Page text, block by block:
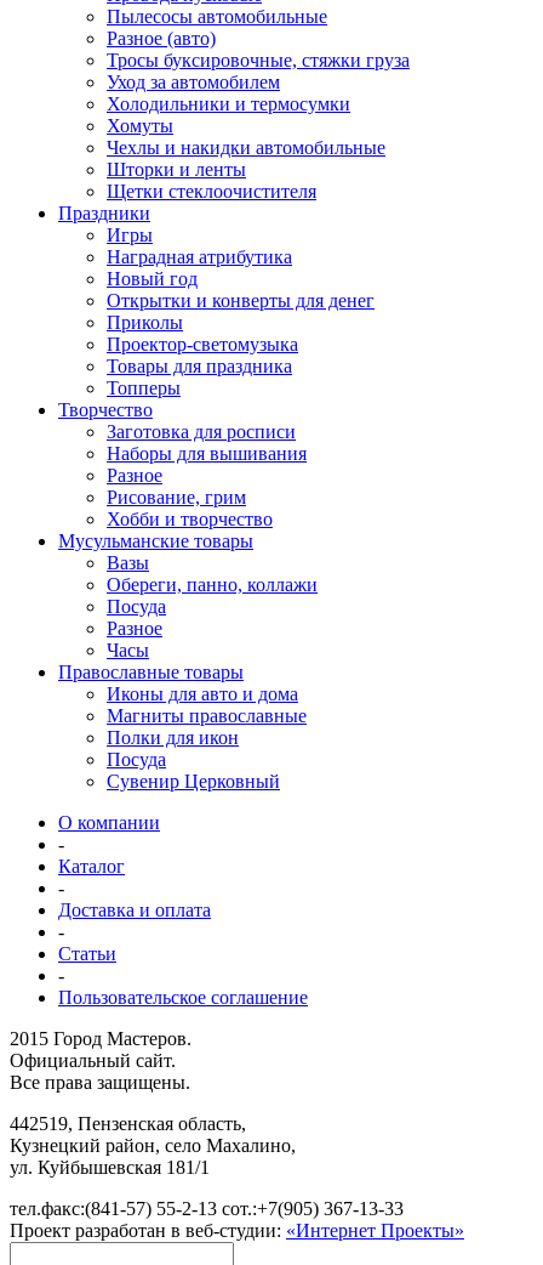
Пылесосы автомобильные
Разное (авто)
Тросы буксировочные, стяжки груза
Уход за автомобилем
Холодильники и термосумки
Хомуты
Чехлы и накидки автомобильные
Шторки и ленты
Щетки стеклоочистителя
Праздники
Игры
Наградная атрибутика
Новый год
Открытки и конверты для денег
Приколы
Проектор-светомузыка
Товары для праздника
Топперы
Творчество
Заготовка для росписи
Наборы для вышивания
Разное
Рисование, грим
Хобби и творчество
Мусульманские товары
Вазы
Обереги, панно, коллажи
Посуда
Разное
Часы
Православные товары
Иконы для авто и дома
Магниты православные
Полки для икон
Посуда
Сувенир Церковный
О компании
-
Каталог
-
Доставка и оплата
-
Статьи
-
Пользовательское соглашение
2015 Город Мастеров.
Официальный сайт.
Все права защищены.
442519, Пензенская область,
Кузнецкий район, село Махалино,
ул. Куйбышевская 181/1
тел.факс:(841-57) 55-2-13 сот.:+7(905) 367-13-33
Проект разработан в веб-студии: «Интернет Проекты»